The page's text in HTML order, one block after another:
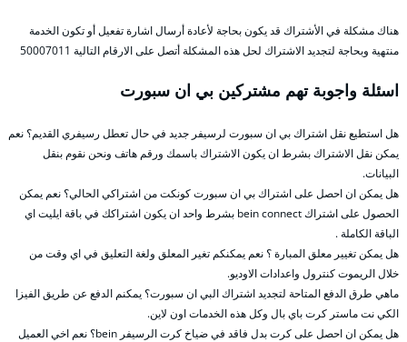
هناك مشكلة في الأشتراك قد يكون بحاجة لأعادة أرسال اشارة تفعيل أو تكون الخدمة
منتهية وبحاجة لتجديد الاشتراك لحل هذه المشكلة أتصل على الارقام التالية 50007011
اسئلة واجوبة تهم مشتركين بي ان سبورت
هل استطيع نقل اشتراك بي ان سبورت لرسيفر جديد في حال تعطل رسيفري القديم؟ نعم
يمكن نقل الاشتراك بشرط ان يكون الاشتراك باسمك ورقم هاتف ونحن نقوم بنقل
البيانات.
هل يمكن ان احصل على اشتراك بي ان سبورت كونكت من اشتراكي الحالي؟ نعم يمكن
الحصول على اشتراك bein connect بشرط واحد ان يكون اشتراكك في باقة ايليت اي
الباقة الكاملة .
هل يمكن تغيير معلق المبارة ؟ نعم يمكنكم تغير المعلق ولغة التعليق في اي وقت من
خلال الريموت كنترول واعدادات الاوديو.
ماهي طرق الدفع المتاحة لتجديد اشتراك البي ان سبورت؟ يمكنم الدفع عن طريق الفيزا
الكي نت ماستر كرت باي بال وكل هذه الخدمات اون لاين.
هل يمكن ان احصل على كرت بدل فاقد في ضياخ كرت الرسيفر bein؟ نعم اخي العميل